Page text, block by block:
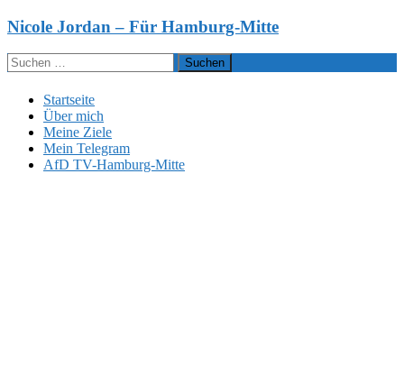
Zum
springen
Nicole Jordan – Für Hamburg-Mitte
Suchen
nach:
Startseite
Über mich
Meine Ziele
Mein Telegram
AfD TV-Hamburg-Mitte